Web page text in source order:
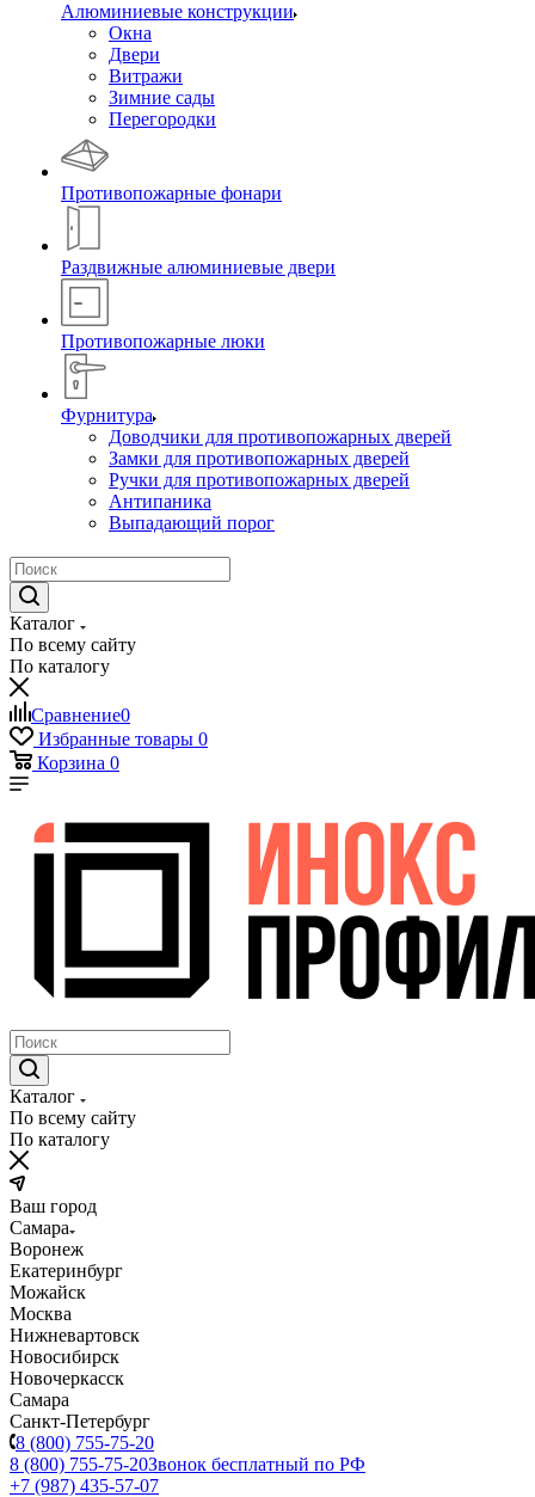
Алюминиевые конструкции
Окна
Двери
Витражи
Зимние сады
Перегородки
Противопожарные фонари
Раздвижные алюминиевые двери
Противопожарные люки
Фурнитура
Доводчики для противопожарных дверей
Замки для противопожарных дверей
Ручки для противопожарных дверей
Антипаника
Выпадающий порог
Каталог
По всему сайту
По каталогу
Сравнение0
Избранные товары 0
Корзина 0
Каталог
По всему сайту
По каталогу
Ваш город
Самара
Воронеж
Екатеринбург
Можайск
Москва
Нижневартовск
Новосибирск
Новочеркасск
Самара
Санкт-Петербург
8 (800) 755-75-20
8 (800) 755-75-20Звонок бесплатный по РФ
+7 (987) 435-57-07